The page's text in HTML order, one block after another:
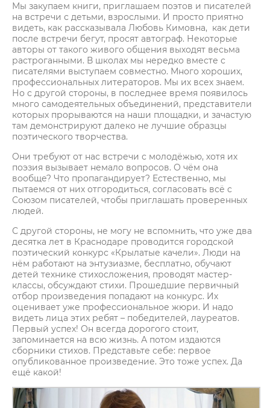
Мы закупаем книги, приглашаем поэтов и писателей
на встречи с детьми, взрослыми. И просто приятно
видеть, как рассказывала Любовь Кимовна, как дети
после встречи бегут, просят автограф. Некоторые
авторы от такого живого общения выходят весьма
растроганными. В школах мы нередко вместе с
писателями выступаем совместно. Много хороших,
профессиональных литераторов. Мы их всех знаем.
Но с другой стороны, в последнее время появилось
много самодеятельных объединений, представители
которых прорываются на наши площадки, и зачастую
там демонстрируют далеко не лучшие образцы
поэтического творчества.
Они требуют от нас встречи с молодёжью, хотя их
поэзия вызывает немало вопросов. О чём она
вообще? Что пропагандирует? Естественно, мы
пытаемся от них отгородиться, согласовать всё с
Союзом писателей, чтобы приглашать проверенных
людей.
С другой стороны, не могу не вспомнить, что уже два
десятка лет в Краснодаре проводится городской
поэтический конкурс «Крылатые качели». Люди на
нём работают на энтузиазме, бесплатно, обучают
детей технике стихосложения, проводят мастер-
классы, обсуждают стихи. Прошедшие первичный
отбор произведения попадают на конкурс. Их
оценивает уже профессиональное жюри. И надо
видеть лица этих ребят – победителей, лауреатов.
Первый успех! Он всегда дорогого стоит,
запоминается на всю жизнь. А потом издаются
сборники стихов. Представьте себе: первое
опубликованное произведение. Это тоже успех. Да
ещё какой!